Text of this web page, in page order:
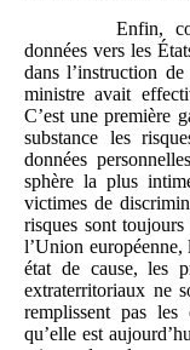
Enfin,
données vers les
dans l’instruction
ministre avait
C’est une première
substance les
données
sphère la plus
victimes de
risques sont
l’Union
état de cause, les
extraterritoriaux ne
remplissent pas
qu’elle est